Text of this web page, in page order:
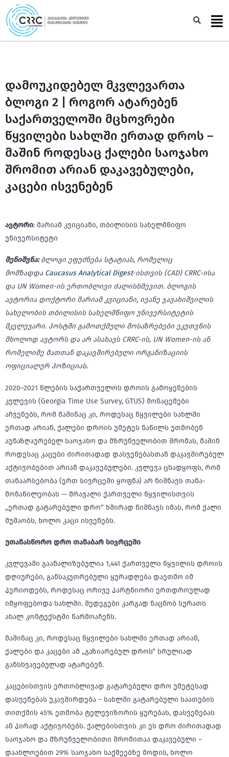
Skip
to
content
დამოუკიდებელ მკვლევართა
ბლოგი 2 | როგორ ატარებენ
საქართველოში მცხოვრები
წყვილები სახლში ერთად დროს –
მაშინ როდესაც ქალები საოჯახო
შრომით არიან დაკავებულები,
კაცები ისვენებენ
ავტორი: მარიამ კვიციანი, თბილისის სახელმწიფო
უნივერსიტეტი
შენიშვნა: ბლოგი ეფუძნება სტატიას, რომელიც
მომზადდა Caucasus Analytical Digest-ისთვის (CAD) CRRC-ისა
და UN Women-ის ერთობლივი ძალისხმევით. ბლოგის
ავტორია დოქტორი მარიამ კვიციანი, ივანე ჯავახიშვილის
სახელობის თბილისის სახელმწიფო უნივერსიტეტის
მკვლევარი. პოსტში გამოთქმული მოსაზრებები ეკუთვნის
მხოლოდ ავტორს და არ ასახავს CRRC-ის, UN Women-ის ან
რომელიმე მათთან დაკავშირებული ორგანიზაციის
ოფიციალურ პოზიციას.
2020–2021 წლების საქართველოს დროის გამოყენების
კვლევის (Georgia Time Use Survey, GTUS) მონაცემები
აჩვენებს, რომ მაშინაც კი, როდესაც წყვილები სახლში
ერთად არიან, ქალები დროის უმეტეს ნაწილს უთმობენ
აუნაზღაურებელ საოჯახო და მზრუნველობით შრომას, მაშინ
როდესაც კაცები ძირითადად დასვენებასთან დაკავშირებულ
აქტივობებით არიან დაკავებულები. კვლევა ცხადყოფს, რომ
თანაარსებობა (ერთ სივრცეში ყოფნა) არ ნიშნავს თანა-
მონაწილეობას — მრავალი ქართველი წყვილისთვის
„ერთად გატარებული დრო“ ხშირად ნიშნავს იმას, რომ ქალი
მუშაობს, ხოლო კაცი ისვენებს.
უთანასწორო დრო თანაბარ სივრცეში
კვლევაში გაანალიზებულია 1,441 ქართველი წყვილის დროის
დღიურები, განსაკუთრებული ყურადღება დაეთმო იმ
პერიოდებს, როდესაც ორივე პარტნიორი ერთდროულად
იმყოფებოდა სახლში. შედეგები კარგად ნაცნობ სურათს
ახალ კონტექსტში წარმოაჩენს.
მაშინაც კი, როდესაც წყვილები სახლში ერთად არიან,
ქალები და კაცები ამ „გაზიარებულ დროს“ სრულიად
განსხვავებულად ატარებენ.
კაცებისთვის ერთობლივად გატარებული დრო უმეტესად
დასვენებას უკავშირდება – სახლში გატარებული საათების
თითქმის 45% ეთმობა ტელევიზორის ყურებას, დასვენებას
ან პირად აქტივობებს. ქალებისთვის კი ეს დრო ძირითადად
საოჯახო და მზრუნველობითი შრომითაა დაკავებული –
დაახლოებით 29% საოჯახო საქმეებზე მოდის, ხოლო